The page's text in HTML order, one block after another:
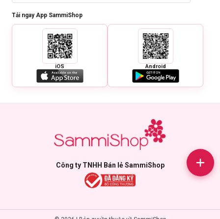
Tải ngay App SammiShop
iOS Android
Công ty TNHH Bán lẻ SammiShop